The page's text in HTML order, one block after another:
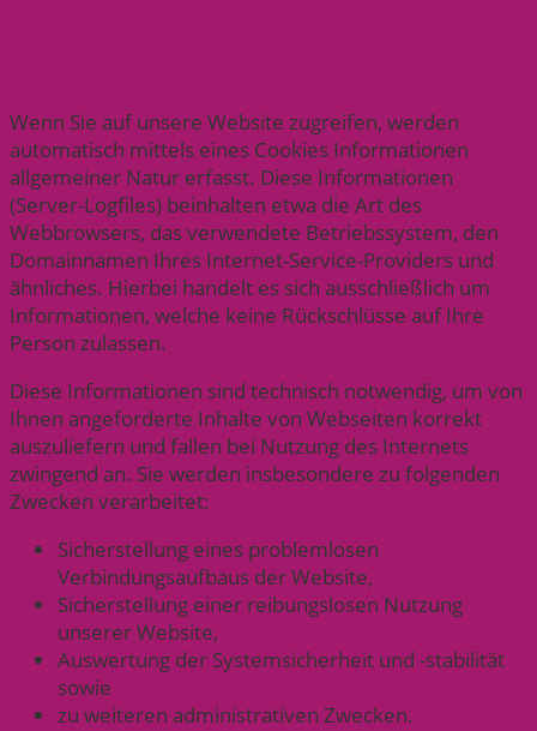
Wenn Sie auf unsere Website zugreifen, werden
automatisch mittels eines Cookies Informationen
allgemeiner Natur erfasst. Diese Informationen
(Server-Logfiles) beinhalten etwa die Art des
Webbrowsers, das verwendete Betriebssystem, den
Domainnamen Ihres Internet-Service-Providers und
ähnliches. Hierbei handelt es sich ausschließlich um
Informationen, welche keine Rückschlüsse auf Ihre
Person zulassen.
Diese Informationen sind technisch notwendig, um von
Ihnen angeforderte Inhalte von Webseiten korrekt
auszuliefern und fallen bei Nutzung des Internets
zwingend an. Sie werden insbesondere zu folgenden
Zwecken verarbeitet:
Sicherstellung eines problemlosen
Verbindungsaufbaus der Website,
Sicherstellung einer reibungslosen Nutzung
unserer Website,
Auswertung der Systemsicherheit und -stabilität
sowie
zu weiteren administrativen Zwecken.